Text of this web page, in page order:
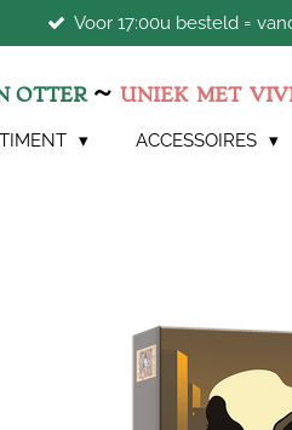
Voor 17:00u besteld =
OTTER ~ UNIEK MET
ACCESSOIRES